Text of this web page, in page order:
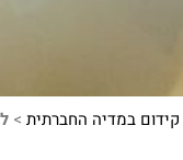
קידום במדיה החברתית >